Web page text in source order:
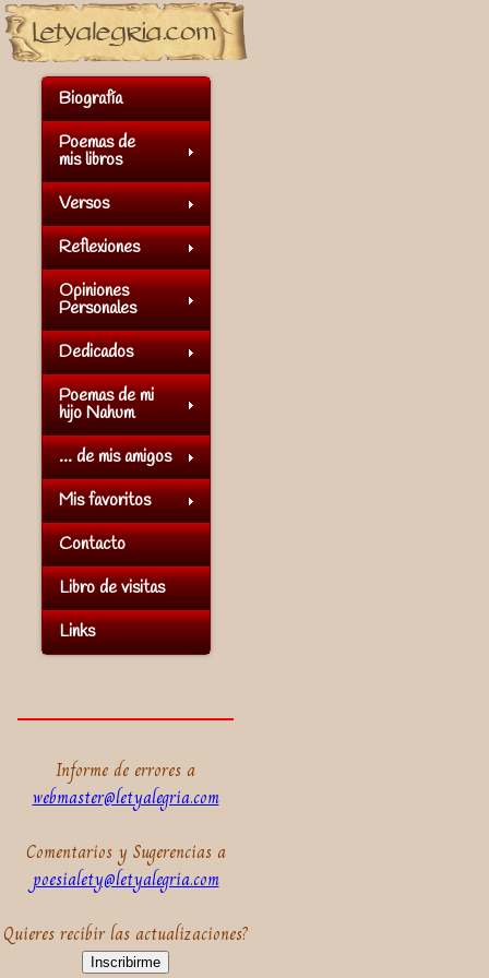
Biografía
Poemas de
mis libros
Versos
Reflexiones
Opiniones
Personales
Dedicados
Poemas de mi
hijo Nahum
... de mis amigos
Mis favoritos
Contacto
Libro de visitas
Links
Informe de errores a
webmaster@letyalegria.com
Comentarios y Sugerencias a
poesialety@letyalegria.com
Quieres recibir las actualizaciones?
Inscribirme